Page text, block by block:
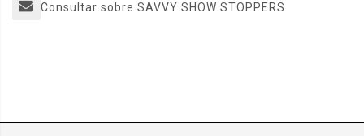
Consultar sobre SAVVY SHOW STOPPERS